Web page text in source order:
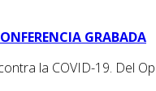
GRABADA
la COVID-19. Del